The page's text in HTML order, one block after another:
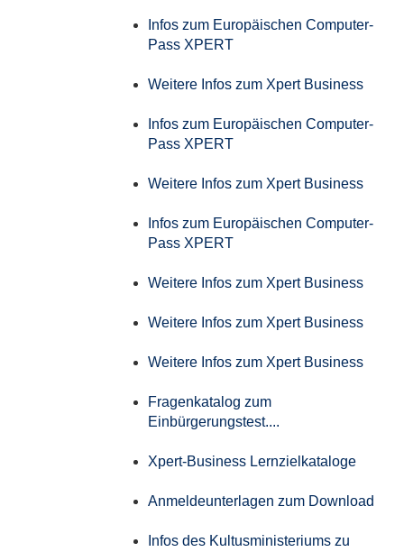
Infos zum Europäischen Computer-
Pass XPERT
Weitere Infos zum Xpert Business
Infos zum Europäischen Computer-
Pass XPERT
Weitere Infos zum Xpert Business
Infos zum Europäischen Computer-
Pass XPERT
Weitere Infos zum Xpert Business
Weitere Infos zum Xpert Business
Weitere Infos zum Xpert Business
Fragenkatalog zum
Einbürgerungstest....
Xpert-Business Lernzielkataloge
Anmeldeunterlagen zum Download
Infos des Kultusministeriums zu